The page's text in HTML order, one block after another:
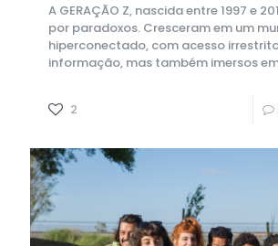
A GERAÇÃO Z, nascida entre 1997 e
por paradoxos. Cresceram em um
hiperconectado, com acesso
informação, mas também imersos
2